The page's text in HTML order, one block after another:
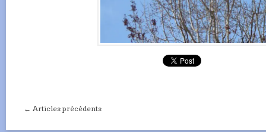
← Articles précédents